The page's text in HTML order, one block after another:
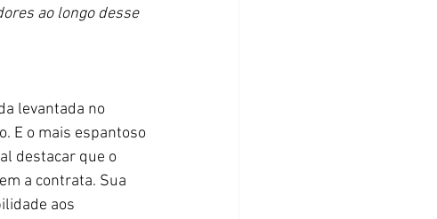
ao longo desse
levantada no
E o mais espantoso
destacar que o
a contrata. Sua
aos